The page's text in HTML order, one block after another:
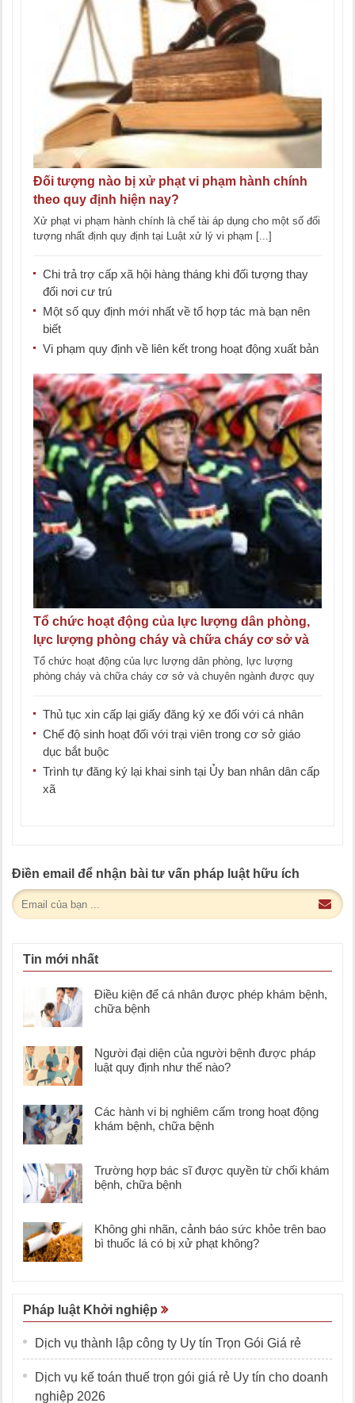
Đối tượng nào bị xử phạt vi phạm hành chính
theo quy định hiện nay?
Xử phạt vi phạm hành chính là chế tài áp dụng cho một số đối
tượng nhất định quy định tại Luật xử lý vi phạm [...]
Chi trả trợ cấp xã hội hàng tháng khi đối tượng thay
đổi nơi cư trú
Một số quy định mới nhất về tổ hợp tác mà bạn nên
biết
Vi phạm quy định về liên kết trong hoạt động xuất bản
Tổ chức hoạt động của lực lượng dân phòng,
lực lượng phòng cháy và chữa cháy cơ sở và
chuyên ngành
Tổ chức hoạt động của lực lượng dân phòng, lực lượng
phòng cháy và chữa cháy cơ sở và chuyên ngành được quy
Thủ tục xin cấp lại giấy đăng ký xe đối với cá nhân
Chế độ sinh hoạt đối với trại viên trong cơ sở giáo
dục bắt buộc
Trình tự đăng ký lại khai sinh tại Ủy ban nhân dân cấp
xã
Điền email để nhận bài tư vấn pháp luật hữu ích
Tin mới nhất
Điều kiện để cá nhân được phép khám bệnh,
chữa bệnh
Người đại diện của người bệnh được pháp
luật quy định như thế nào?
Các hành vi bị nghiêm cấm trong hoạt động
khám bệnh, chữa bệnh
Trường hợp bác sĩ được quyền từ chối khám
bệnh, chữa bệnh
Không ghi nhãn, cảnh báo sức khỏe trên bao
bì thuốc lá có bị xử phạt không?
Pháp luật Khởi nghiệp
Dịch vụ thành lập công ty Uy tín Trọn Gói Giá rẻ
Dịch vụ kế toán thuế trọn gói giá rẻ Uy tín cho doanh
nghiệp 2026